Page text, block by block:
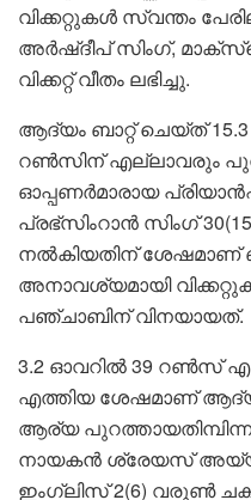
വിക്കറ്റുകൾ സ്വന്തം
അർഷ്ദീപ് സിംഗ്,
വിക്കറ്റ് വീതം ലഭിച്ചു.
ആദ്യം ബാറ്റ് ചെയ്ത്
റൺസിന് എല്ലാവരും
ഓപ്പണർമാരായ
പ്രഭ്സിംറാൻ സിംഗ്
നൽകിയതിന് ശേഷമാണ്
അനാവശ്യമായി
പഞ്ചാബിന് വിനയായത്.
3.2 ഓവറിൽ 39 റൺസ്
എത്തിയ ശേഷമാണ് ആദ്യ
ആര്യ
നായകൻ ശ്രേയസ്
ഇംഗ്ലിസ് 2(6) വരുൺ